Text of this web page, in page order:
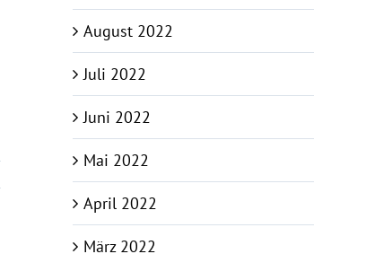
August 2022
Juli 2022
Juni 2022
Mai 2022
April 2022
März 2022